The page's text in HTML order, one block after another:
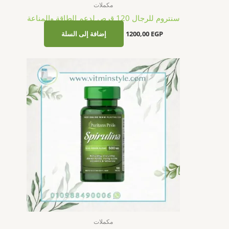
مكملات
سنتروم للرجال 120 قرص لدعم الطاقة والمناعة
1200,00 EGP إضافة إلى السلة
مكملات